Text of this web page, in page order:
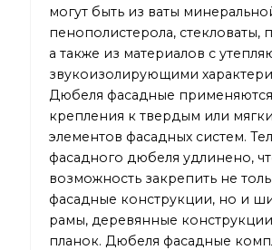
могут быть из ваты
пенополистерола, стекловаты,
а также из материалов с
звукоизолирующими
Дюбеля фасадные
крепления к твердым или
элементов фасадных систем.
фасадного дюбеля удлинено,
возможность закрепить не
фасадные конструкции, но и
рамы, деревянные
планок. Дюбеля фасадные